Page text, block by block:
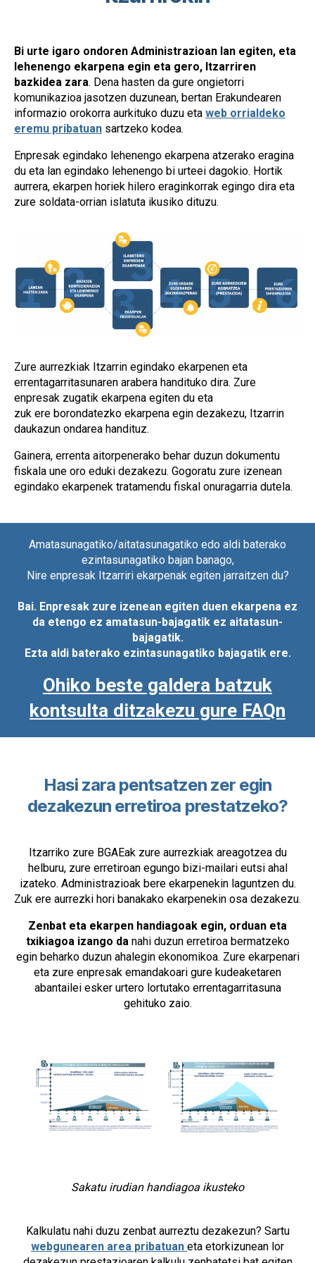
Bi urte igaro ondoren Administrazioan lan egiten, eta
lehenengo ekarpena egin eta gero, Itzarriren
bazkidea zara. Dena hasten da gure ongietorri
komunikazioa jasotzen duzunean, bertan Erakundearen
informazio orokorra aurkituko duzu eta web orrialdeko
eremu pribatuan sartzeko kodea.
Enpresak egindako lehenengo ekarpena atzerako eragina
du eta lan egindako lehenengo bi urteei dagokio. Hortik
aurrera, ekarpen horiek hilero eraginkorrak egingo dira eta
zure soldata-orrian islatuta ikusiko dituzu.
Zure aurrezkiak Itzarrin egindako ekarpenen eta
errentagarritasunaren arabera handituko dira. Zure
enpresak zugatik ekarpena egiten du eta
zuk ere borondatezko ekarpena egin dezakezu, Itzarrin
daukazun ondarea handituz.
Gainera, errenta aitorpenerako behar duzun dokumentu
fiskala une oro eduki dezakezu. Gogoratu zure izenean
egindako ekarpenek tratamendu fiskal onuragarria dutela.
Amatasunagatiko/aitatasunagatiko edo aldi baterako
ezintasunagatiko bajan banago,
Nire enpresak Itzarriri ekarpenak egiten jarraitzen du?
Bai. Enpresak zure izenean egiten duen ekarpena ez
da etengo ez amatasun-bajagatik ez aitatasun-
bajagatik.
Ezta aldi baterako ezintasunagatiko bajagatik ere.
Ohiko beste galdera batzuk
kontsulta ditzakezu gure FAQn
Hasi zara pentsatzen zer egin
dezakezun erretiroa prestatzeko?
Itzarriko zure BGAEak zure aurrezkiak areagotzea du
helburu, zure erretiroan egungo bizi-mailari eutsi ahal
izateko. Administrazioak bere ekarpenekin laguntzen du.
Zuk ere aurrezki hori banakako ekarpenekin osa dezakezu.
Zenbat eta ekarpen handiagoak egin, orduan eta
txikiagoa izango da nahi duzun erretiroa bermatzeko
egin beharko duzun ahalegin ekonomikoa. Zure ekarpenari
eta zure enpresak emandakoari gure kudeaketaren
abantailei esker urtero lortutako errentagarritasuna
gehituko zaio.
Sakatu irudian handiagoa ikusteko
Kalkulatu nahi duzu zenbat aurreztu dezakezun? Sartu
webgunearen area pribatuan eta etorkizunean lor